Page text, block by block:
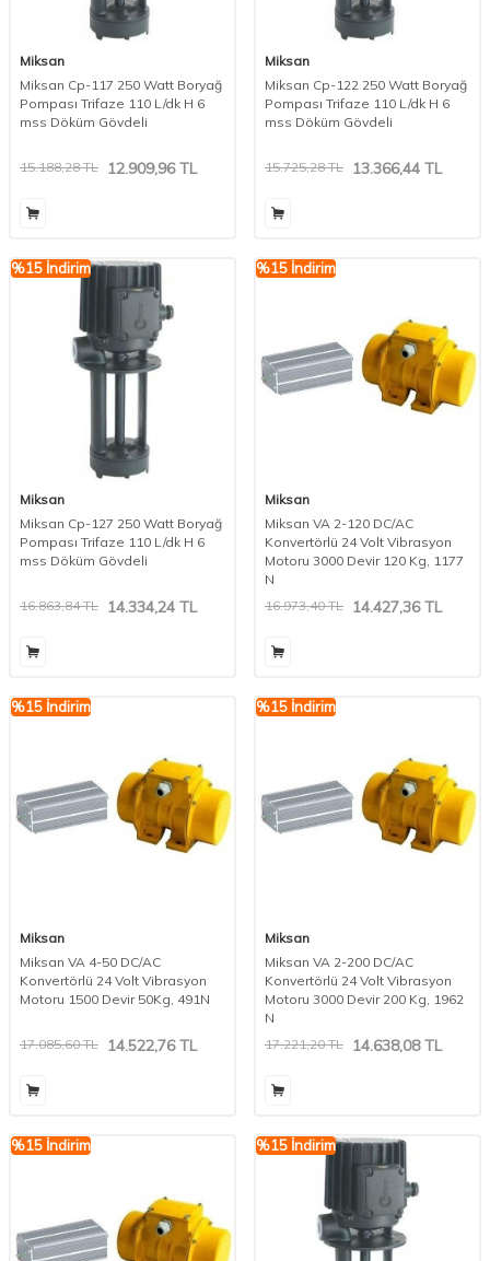
Miksan
Miksan Cp-117 250 Watt Boryağ
Pompası Trifaze 110 L/dk H 6
mss Döküm Gövdeli
15.188,28TL 12.909,96TL
Miksan
Miksan Cp-122 250 Watt Boryağ
Pompası Trifaze 110 L/dk H 6
mss Döküm Gövdeli
15.725,28TL 13.366,44 TL
%15 İndirim
Miksan
Miksan Cp-127 250 Watt Boryağ
Pompası Trifaze 110 L/dk H 6
mss Döküm Gövdeli
16.863,84TL 14.334,24 TL
%15 İndirim
Miksan
Miksan VA 2-120 DC/AC
Konvertörlü 24 Volt Vibrasyon
Motoru 3000 Devir 120 Kg, 1177
N
16.973,40TL 14.427,36TL
%15 İndirim
Miksan
Miksan VA 4-50 DC/AC
Konvertörlü 24 Volt Vibrasyon
Motoru 1500 Devir 50Kg, 491N
17.085,60TL 14.522,76TL
%15 İndirim
Miksan
Miksan VA 2-200 DC/AC
Konvertörlü 24 Volt Vibrasyon
Motoru 3000 Devir 200 Kg, 1962
N
17.221,20TL 14.638,08TL
%15 İndirim %15 İndirim